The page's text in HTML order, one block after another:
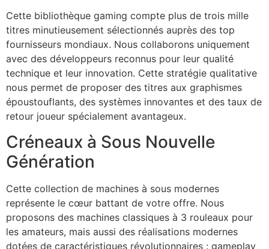
Cette bibliothèque gaming compte plus de trois mille
titres minutieusement sélectionnés auprès des top
fournisseurs mondiaux. Nous collaborons uniquement
avec des développeurs reconnus pour leur qualité
technique et leur innovation. Cette stratégie qualitative
nous permet de proposer des titres aux graphismes
époustouflants, des systèmes innovantes et des taux de
retour joueur spécialement avantageux.
Créneaux à Sous Nouvelle
Génération
Cette collection de machines à sous modernes
représente le cœur battant de votre offre. Nous
proposons des machines classiques à 3 rouleaux pour
les amateurs, mais aussi des réalisations modernes
dotées de caractéristiques révolutionnaires : gameplay